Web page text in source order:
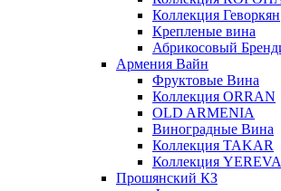
Коллекция Геворкян
Крепленые вина
Абрикосовый
Армения Вайн
Фруктовые Вина
Коллекция ORRAN
OLD ARMENIA
Виноградные Вина
Коллекция TAKAR
Коллекция
Прошянский КЗ